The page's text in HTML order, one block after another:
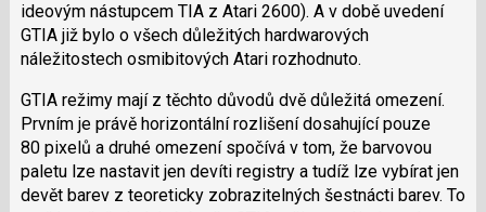
ideovým nástupcem TIA z Atari 2600). A v době uvedení
GTIA již bylo o všech důležitých hardwarových
náležitostech osmibitových Atari rozhodnuto.
GTIA režimy mají z těchto důvodů dvě důležitá omezení.
Prvním je právě horizontální rozlišení dosahující pouze
80 pixelů a druhé omezení spočívá v tom, že barvovou
paletu lze nastavit jen devíti registry a tudíž lze vybírat jen
devět barev z teoreticky zobrazitelných šestnácti barev. To